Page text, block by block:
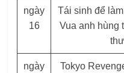
ngày
16
Tái sinh để
Vua anh hùng
ngày
Tokyo